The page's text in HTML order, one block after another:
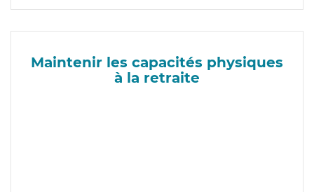
Maintenir les capacités physiques
à la retraite